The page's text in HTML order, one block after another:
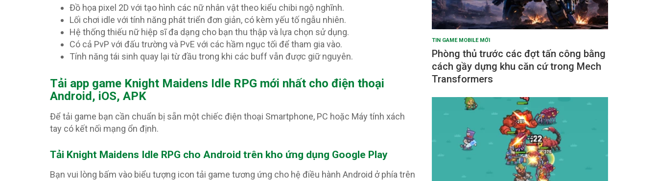
Đồ họa pixel 2D với tạo hình các nữ nhân vật theo kiểu chibi ngộ nghĩnh.
Lối chơi idle với tính năng phát triển đơn giản, có kèm yếu tố ngẫu nhiên.
Hệ thống thiếu nữ hiệp sĩ đa dạng cho bạn thu thập và lựa chọn sử dụng.
Có cả PvP với đấu trường và PvE với các hầm ngục tối để tham gia vào.
Tính năng tái sinh quay lại từ đầu trong khi các buff vẫn được giữ nguyên.
Tải app game Knight Maidens Idle RPG mới nhất cho điện thoại
Android, iOS, APK
Để tải game bạn cần chuẩn bị sẵn một chiếc điện thoại Smartphone, PC hoặc Máy tính xách
tay có kết nối mạng ổn định.
Tải Knight Maidens Idle RPG cho Android trên kho ứng dụng Google Play
Bạn vui lòng bấm vào biểu tượng icon tải game tương ứng cho hệ điều hành Android ở phía trên
TIN GAME MOBILE MỚI
Phòng thủ trước các đợt tấn công bằng
cách gầy dựng khu căn cứ trong Mech
Transformers